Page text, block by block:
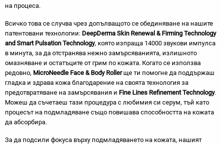
на процеса.
Всичко това се случва чрез допълващото се обединяване на нашите
патентовани технологии: DeepDerma Skin Renewal & Firming Technology
and Smart Pulsation Technology, която изпраща 14000 звукови импулса
в минута, за да отстранява нежно замърсяванията, излишното
омазняване и остатъците от грим по кожата. Когато се използва
редовно, MicroNeedle Face & Body Rollerще ти помогне да поддържаш
гладка и здрава кожа благодарение на своята технология за
предотвратяване на замърсявания и Fine Lines Refinement Technology.
Можеш да съчетаеш тази процедура с любимия си серум, тъй като
процесът на подмладяване също повишава способността на кожата
да абсорбира.
За да подсили фокуса върху подмладяването на кожата, нашият